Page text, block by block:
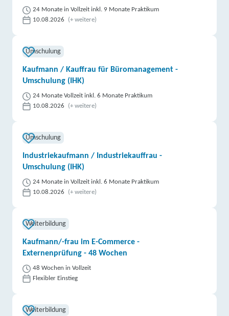
24 Monate in Vollzeit inkl. 9 Monate Praktikum
10.08.2026
(+ weitere)
Umschulung
Kaufmann / Kauffrau für Büromanagement -
Umschulung (IHK)
24 Monate Vollzeit inkl. 6 Monate Praktikum
10.08.2026
(+ weitere)
Umschulung
Industriekaufmann / Industriekauffrau -
Umschulung (IHK)
24 Monate in Vollzeit inkl. 6 Monate Praktikum
10.08.2026
(+ weitere)
Weiterbildung
Kaufmann/-frau im E-Commerce -
Externenprüfung - 48 Wochen
48 Wochen in Vollzeit
Flexibler Einstieg
Weiterbildung